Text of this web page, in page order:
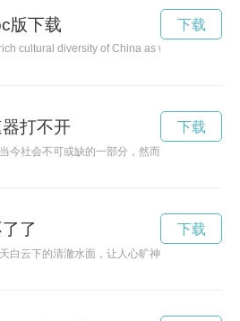
版下载
cultural diversity of China as we take you
下载
打不开
今社会不可或缺的一部分，然而，不稳定的网
下载
了
白云下的清澈水面，让人心旷神怡，感受大自然
下载